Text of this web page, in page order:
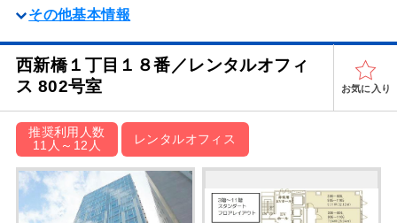
その他基本情報
西新橋１丁目１８番／レンタルオフィ
ス 802号室
お気に入り
推奨利用人数
11人～12人
レンタルオフィス